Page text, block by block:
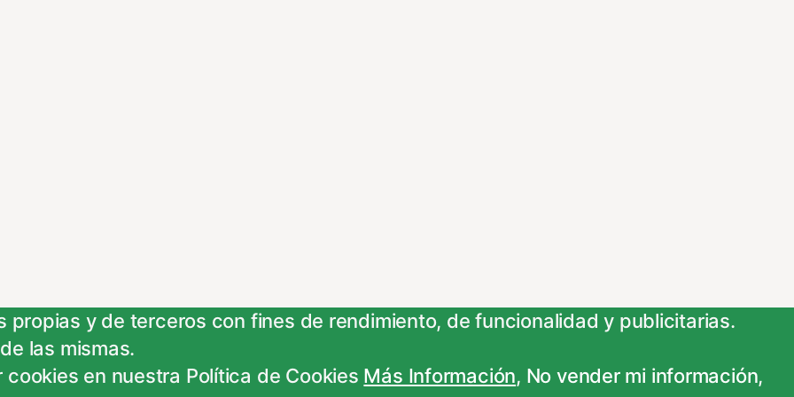
propias y de terceros con fines de rendimiento, de funcionalidad y publicitarias.
las mismas.
en nuestra Política de Cookies Más Información, No vender mi información,